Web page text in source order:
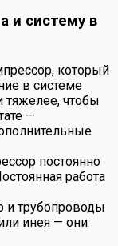
и систему в
который
в системе
тяжелее, чтобы
—
постоянно
работа
трубопроводы
инея — они